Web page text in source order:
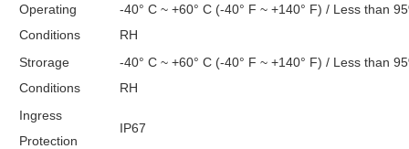
Operating
Conditions
-40° C ~ +60° C (-40° F ~ +140° F) / Less than
RH
Strorage
Conditions
-40° C ~ +60° C (-40° F ~ +140° F) / Less than
RH
Ingress
Protection
IP67